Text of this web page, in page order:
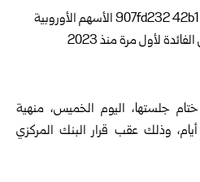
جلستها، اليوم الخميس، منهية
وذلك عقب قرار البنك المركزي